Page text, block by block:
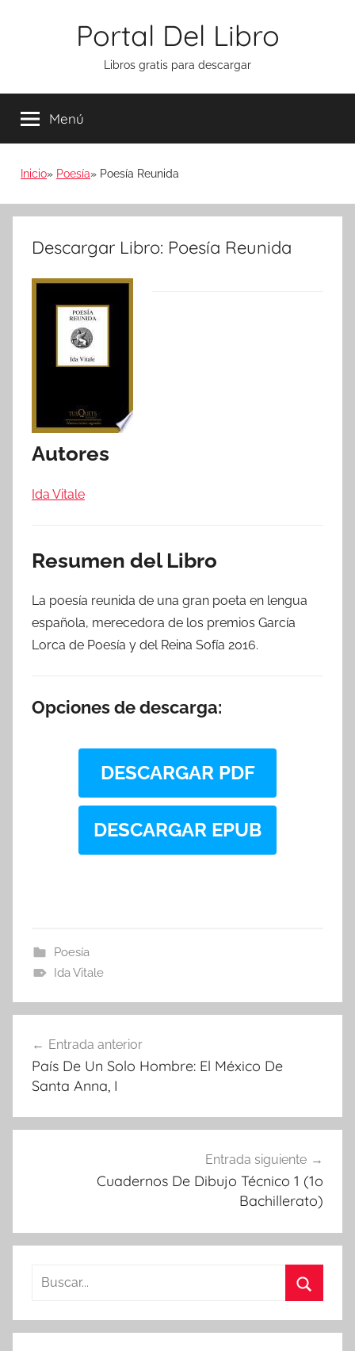
Portal Del Libro
Libros gratis para descargar
Menú
Inicio Poesía Poesía Reunida
Descargar Libro: Poesía Reunida
Autores
Ida Vitale
Resumen del Libro
La poesía reunida de una gran poeta en lengua
española, merecedora de los premios García
Lorca de Poesía y del Reina Sofía 2016.
Opciones de descarga:
DESCARGAR PDF
DESCARGAR EPUB
Poesía
Ida Vitale
de
entradas
Entrada anterior
País De Un Solo Hombre: El México De
Santa Anna, I
Entrada siguiente
Cuadernos De Dibujo Técnico 1 (1o
Bachillerato)
Buscar: